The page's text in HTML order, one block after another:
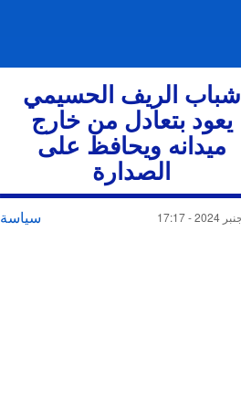
شباب الريف الحسيمي
يعود بتعادل من خارج
ميدانه ويحافظ على
الصدارة
سياسة